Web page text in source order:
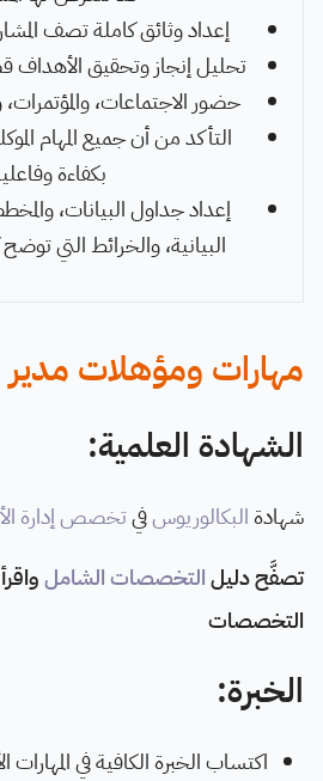
إعداد وثائق كاملة تصف
تحليل إنجاز وتحقيق الأهداف
حضور الاجتماعات، والمؤتمرات،
التأكد من أن جميع المهام
بكفاءة
إعداد جداول البيانات،
البيانية، والخرائط التي
مهارات ومؤهلات مدير
الشهادة العلمية:
شهادةالبكالوريوسفيتخصص إدارة
تصفَّح دليلالتخصصات الشامل
التخصصات
الخبرة:
اكتساب الخبرة الكافية في المهارات